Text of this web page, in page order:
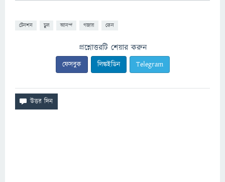
টেনশন চুল আনন্দ গজায় কেন
প্রশ্নোত্তরটি শেয়ার করুন
ফেসবুক লিঙ্কইডিন Telegram